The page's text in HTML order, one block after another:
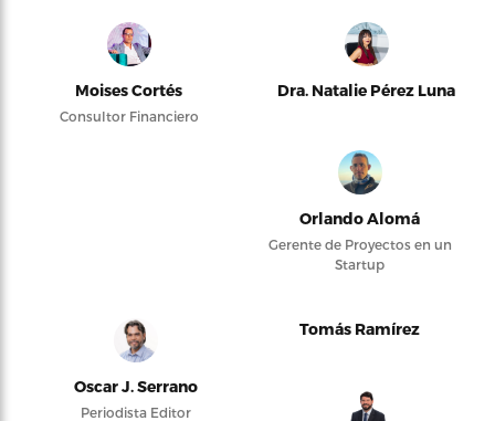
Moises Cortés
Consultor Financiero
Dra. Natalie Pérez Luna
Orlando Alomá
Gerente de Proyectos en un
Startup
Oscar J. Serrano
Periodista Editor
Tomás Ramírez